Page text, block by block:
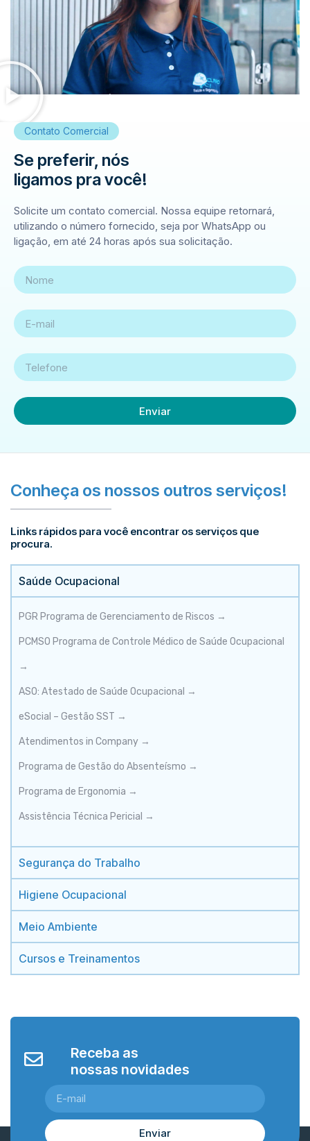
Contato Comercial
Se preferir, nós
ligamos pra você!
Solicite um contato comercial. Nossa equipe retornará,
utilizando o número fornecido, seja por WhatsApp ou
ligação, em até 24 horas após sua solicitação.
Enviar
Conheça os nossos outros serviços!
Links rápidos para você encontrar os serviços que
procura.
Saúde Ocupacional
PGR Programa de Gerenciamento de Riscos →
PCMSO Programa de Controle Médico de Saúde Ocupacional
→
ASO: Atestado de Saúde Ocupacional →
eSocial – Gestão SST →
Atendimentos in Company →
Programa de Gestão do Absenteísmo →
Programa de Ergonomia →
Assistência Técnica Pericial →
Segurança do Trabalho
Higiene Ocupacional
Meio Ambiente
Cursos e Treinamentos
Receba as
nossas novidades
Enviar